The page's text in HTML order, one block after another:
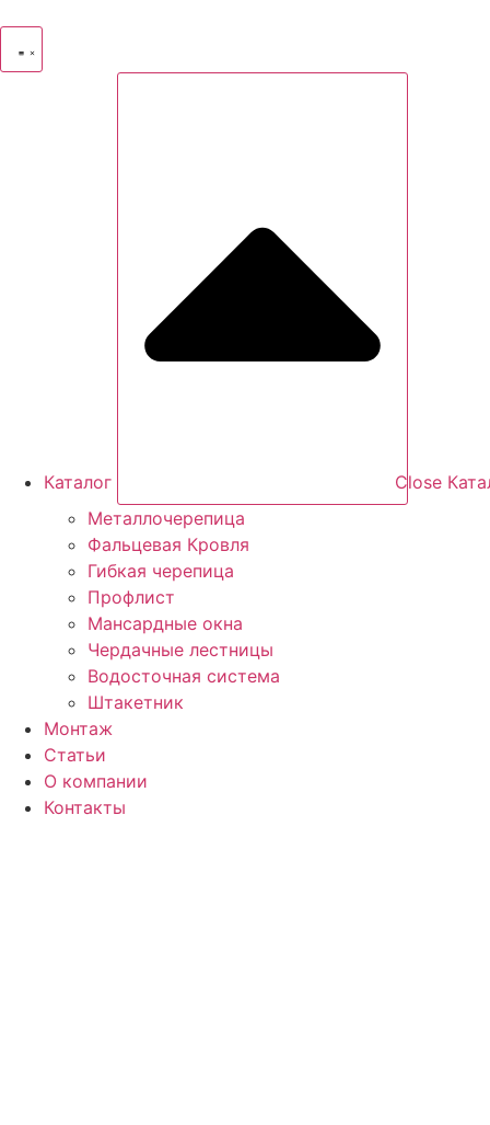
содержимому
Каталог
Close
Металлочерепица
Фальцевая Кровля
Гибкая черепица
Профлист
Мансардные окна
Чердачные лестницы
Водосточная система
Штакетник
Монтаж
Статьи
О компании
Контакты